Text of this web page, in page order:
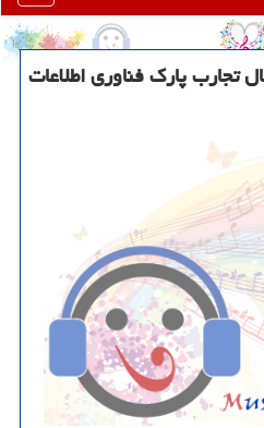
تجارب پارک فناوری اطلاعات